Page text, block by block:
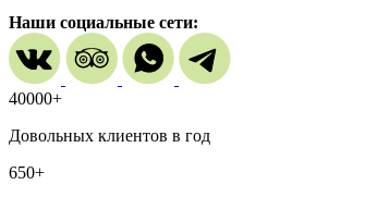
Наши социальные сети:
40000+
Довольных клиентов в год
650+